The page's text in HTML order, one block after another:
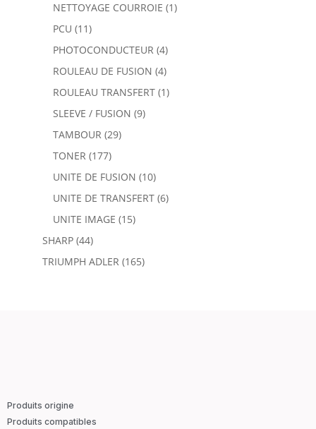
NETTOYAGE COURROIE (1)
PCU (11)
PHOTOCONDUCTEUR (4)
ROULEAU DE FUSION (4)
ROULEAU TRANSFERT (1)
SLEEVE / FUSION (9)
TAMBOUR (29)
TONER (177)
UNITE DE FUSION (10)
UNITE DE TRANSFERT (6)
UNITE IMAGE (15)
SHARP (44)
TRIUMPH ADLER (165)
Produits origine
Produits compatibles